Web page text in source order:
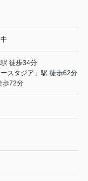
駅 徒歩34分
スタジア 」駅 徒歩62分
歩72分